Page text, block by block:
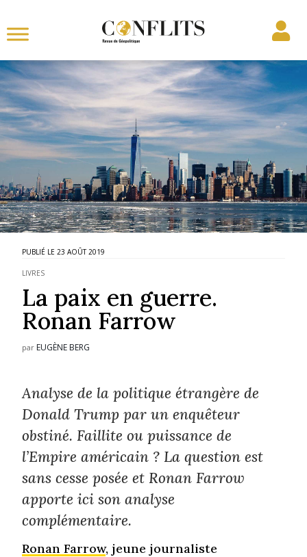
23 AOÛT 2019
LIVRES
La paix en guerre.
Ronan Farrow
par EUGÈNE BERG
Analyse de la politique étrangère de
Donald Trump par un enquêteur
obstiné. Faillite ou puissance de
l’Empire américain ? La question est
sans cesse posée et Ronan Farrow
apporte ici son analyse
complémentaire.
Ronan Farrow, jeune journaliste